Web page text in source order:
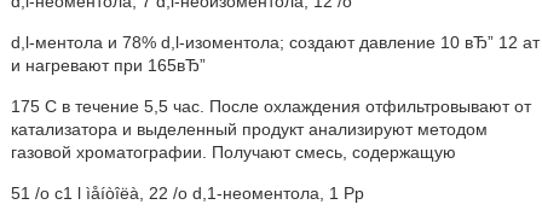
d,l-ментола и 78% d,l-изоментола; создают давление 10 вЂ” 12 ат
и нагревают при 165вЂ”
175 С в течение 5,5 час. После охлаждения отфильтровывают от
катализатора и выделенный продукт анализируют методом
газовой хроматографии. Получают смесь, содержащую
51 /о с1 l ìåíòîëà, 22 /о d,1-неоментола, 1 Рр